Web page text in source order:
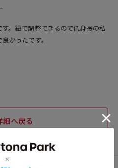
。紐で調整できるので低身長の私
かったです。
ン/サロペット